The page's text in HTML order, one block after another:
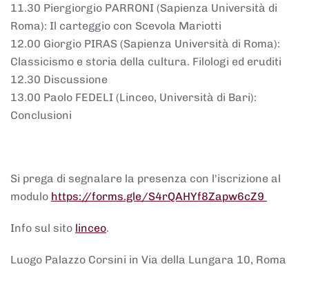
11.30 Piergiorgio PARRONI (Sapienza Università di
Roma): Il carteggio con Scevola Mariotti
12.00 Giorgio PIRAS (Sapienza Università di Roma):
Classicismo e storia della cultura. Filologi ed eruditi
12.30 Discussione
13.00 Paolo FEDELI (Linceo, Università di Bari):
Conclusioni
Si prega di segnalare la presenza con l'iscrizione al
modulo https://forms.gle/S4rQAHYf8Zapw6cZ9
Info sul sito linceo.
Luogo Palazzo Corsini in Via della Lungara 10, Roma